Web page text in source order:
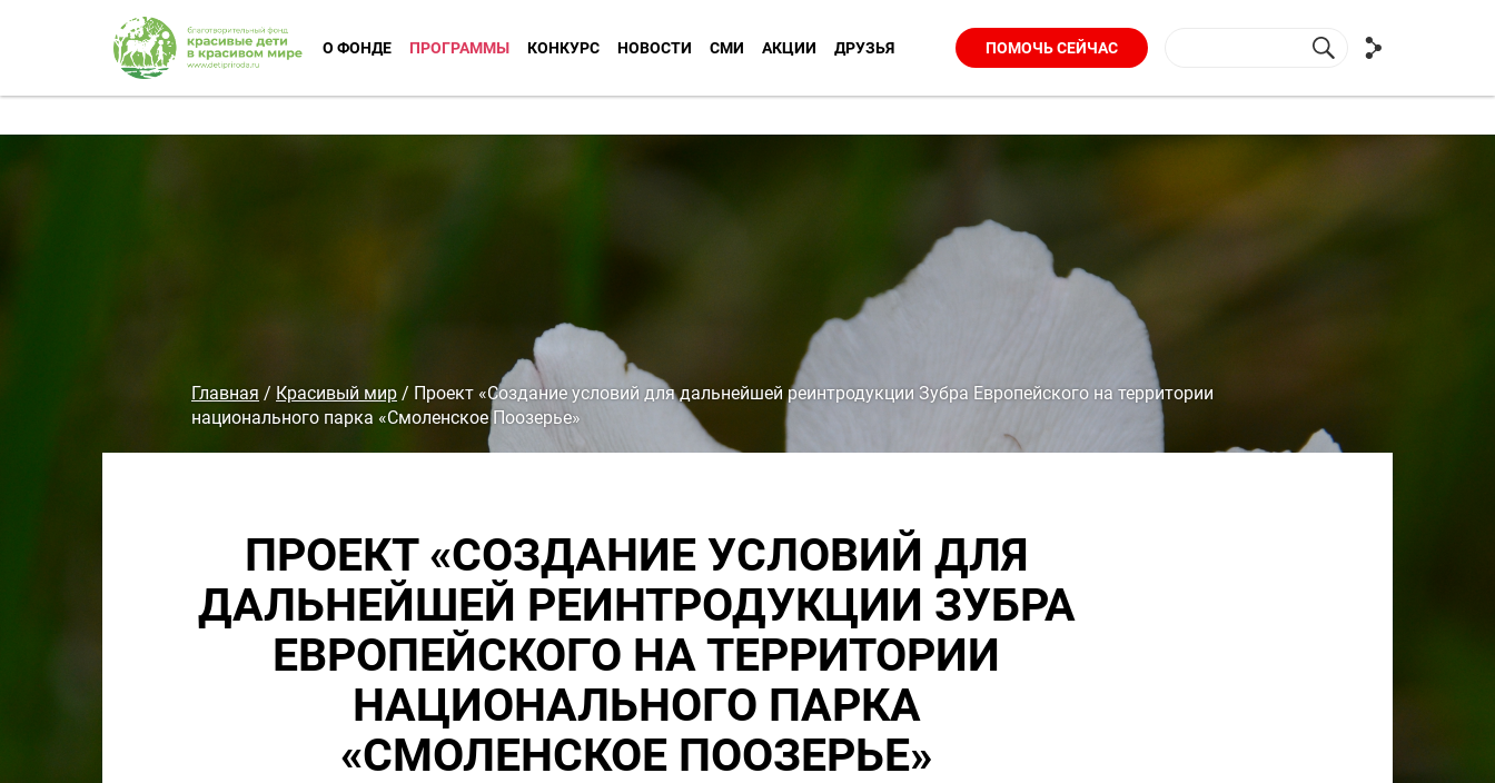
О ФОНДЕ ПРОГРАММЫ КОНКУРС НОВОСТИ СМИ АКЦИИ ДРУЗЬЯ ПОМОЧЬ СЕЙЧАС
Главная / Красивый мир / Проект «Создание условий для дальнейшей реинтродукции Зубра Европейского на территории
национального парка «Смоленское Поозерье»
ПРОЕКТ «СОЗДАНИЕ УСЛОВИЙ ДЛЯ
ДАЛЬНЕЙШЕЙ РЕИНТРОДУКЦИИ ЗУБРА
ЕВРОПЕЙСКОГО НА ТЕРРИТОРИИ
НАЦИОНАЛЬНОГО ПАРКА
«СМОЛЕНСКОЕ ПООЗЕРЬЕ»